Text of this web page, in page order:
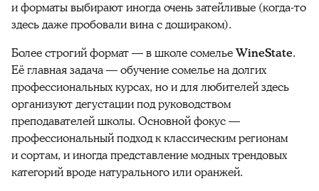
и форматы выбирают иногда очень затейливые (когда-то
здесь даже пробовали вина с дошираком).
Более строгий формат — в школе сомельеWineState.
Её главная задача — обучение сомелье на долгих
профессиональных курсах, но и для любителей здесь
организуют дегустации под руководством
преподавателей школы. Основной фокус —
профессиональный подход к классическим регионам
и сортам, и иногда представление модных трендовых
категорий вроде натурального или оранжей.